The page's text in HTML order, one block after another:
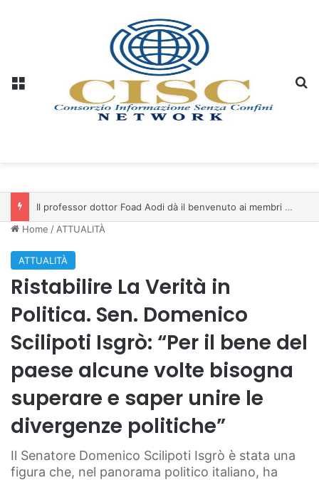
Il professor dottor Foad Aodi dà il benvenuto ai membri del Comitato per le Scienze delle Piramidi e le Scienze Archeologiche…
Home / ATTUALITÀ
ATTUALITÀ
Ristabilire La Verità in
Politica. Sen. Domenico
Scilipoti Isgrò: “Per il bene del
paese alcune volte bisogna
superare e saper unire le
divergenze politiche”
Il Senatore Domenico Scilipoti Isgrò è stata una
figura che, nel panorama politico italiano, ha